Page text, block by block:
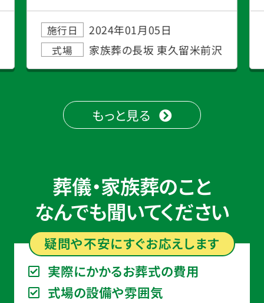
施行日 2024年01月05日
式場 家族葬の長坂 東久留米前沢
もっと見る
葬儀・家族葬のこと
なんでも聞いてください
疑問や不安にすぐお応えします
実際にかかるお葬式の費用
式場の設備や雰囲気